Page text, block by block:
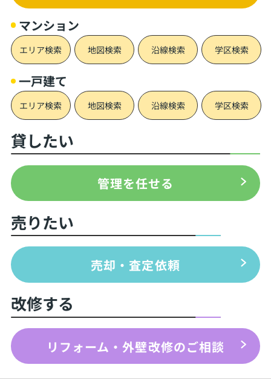
マンション
エリア検索 地図検索 沿線検索 学区検索
一戸建て
エリア検索 地図検索 沿線検索 学区検索
貸したい
管理を任せる
売りたい
売却・査定依頼
改修する
リフォーム・外壁改修のご相談